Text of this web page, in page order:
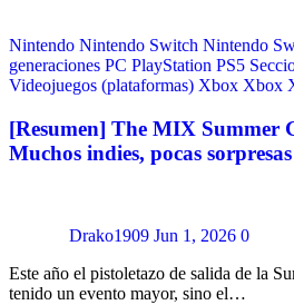
Nintendo Nintendo Switch Nintendo
generaciones PC PlayStation PS5
Videojuegos (plataformas) Xbox Xbox
[Resumen] The MIX Summer
Muchos indies, pocas sorpresas
Drako1909 Jun 1, 2026 0
Este año el pistoletazo de salida de la
tenido un evento mayor, sino el…